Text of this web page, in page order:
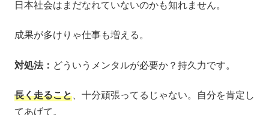
日本社会はまだなれていないのかも知れません。
成果が多けりゃ仕事も増える。
対処法： どういうメンタルが必要か？持久力です。
長く走ること、十分頑張ってるじゃない。自分を肯定し
てあげて。